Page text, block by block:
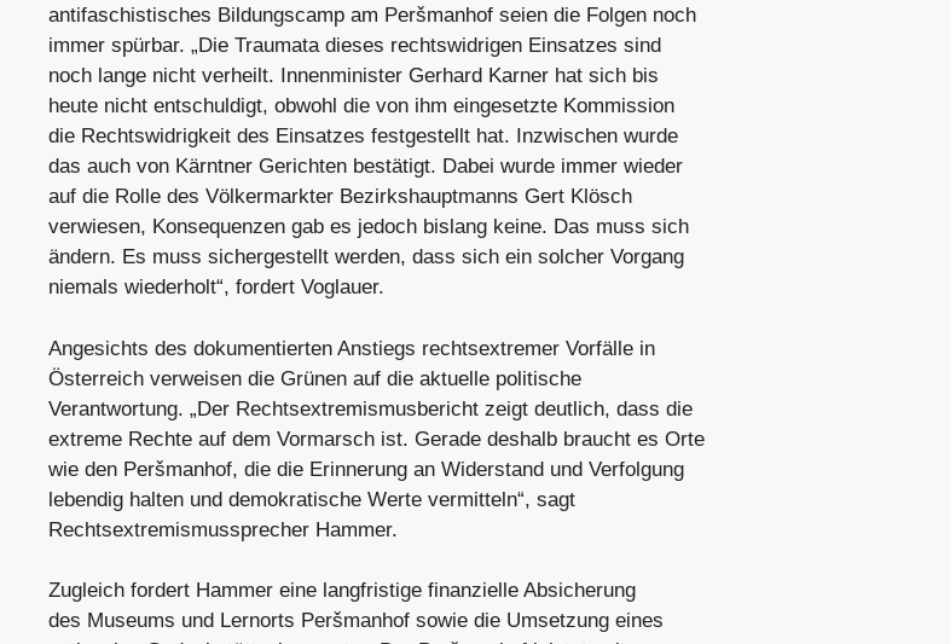
antifaschistisches Bildungscamp am Peršmanhof seien die Folgen noch
immer spürbar. „Die Traumata dieses rechtswidrigen Einsatzes sind
noch lange nicht verheilt. Innenminister Gerhard Karner hat sich bis
heute nicht entschuldigt, obwohl die von ihm eingesetzte Kommission
die Rechtswidrigkeit des Einsatzes festgestellt hat. Inzwischen wurde
das auch von Kärntner Gerichten bestätigt. Dabei wurde immer wieder
auf die Rolle des Völkermarkter Bezirkshauptmanns Gert Klösch
verwiesen, Konsequenzen gab es jedoch bislang keine. Das muss sich
ändern. Es muss sichergestellt werden, dass sich ein solcher Vorgang
niemals wiederholt“, fordert Voglauer.
Angesichts des dokumentierten Anstiegs rechtsextremer Vorfälle in
Österreich verweisen die Grünen auf die aktuelle politische
Verantwortung. „Der Rechtsextremismusbericht zeigt deutlich, dass die
extreme Rechte auf dem Vormarsch ist. Gerade deshalb braucht es Orte
wie den Peršmanhof, die die Erinnerung an Widerstand und Verfolgung
lebendig halten und demokratische Werte vermitteln“, sagt
Rechtsextremismussprecher Hammer.
Zugleich fordert Hammer eine langfristige finanzielle Absicherung
des Museums und Lernorts Peršmanhof sowie die Umsetzung eines